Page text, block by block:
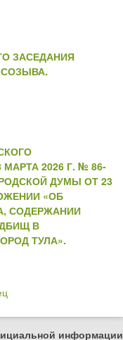
ЗАСЕДАНИЯ
2026 Г. № 86-
ДУМЫ ОТ 23
«ОБ
СОДЕРЖАНИИ
В
ТУЛА».
информации